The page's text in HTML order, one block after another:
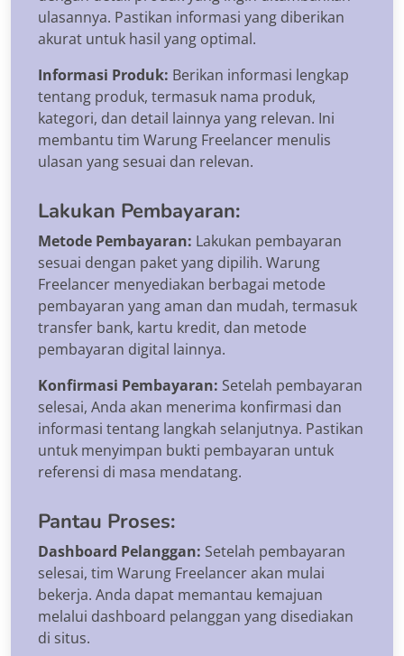
ulasannya. Pastikan informasi yang diberikan
akurat untuk hasil yang optimal.
Informasi Produk: Berikan informasi lengkap
tentang produk, termasuk nama produk,
kategori, dan detail lainnya yang relevan. Ini
membantu tim Warung Freelancer menulis
ulasan yang sesuai dan relevan.
Lakukan Pembayaran:
Metode Pembayaran: Lakukan pembayaran
sesuai dengan paket yang dipilih. Warung
Freelancer menyediakan berbagai metode
pembayaran yang aman dan mudah, termasuk
transfer bank, kartu kredit, dan metode
pembayaran digital lainnya.
Konfirmasi Pembayaran: Setelah pembayaran
selesai, Anda akan menerima konfirmasi dan
informasi tentang langkah selanjutnya. Pastikan
untuk menyimpan bukti pembayaran untuk
referensi di masa mendatang.
Pantau Proses:
Dashboard Pelanggan: Setelah pembayaran
selesai, tim Warung Freelancer akan mulai
bekerja. Anda dapat memantau kemajuan
melalui dashboard pelanggan yang disediakan
di situs.